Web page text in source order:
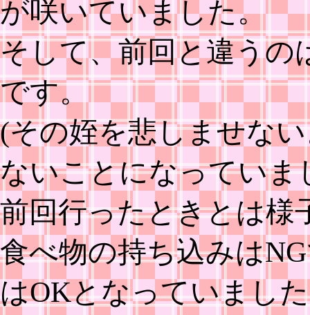
が咲いていました。
そして、前回と違うの
です。
(その姪を悲しませな
ないことになってい
前回行ったときとは様
食べ物の持ち込みは
はOKとなっていまし